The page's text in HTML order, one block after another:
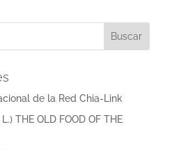
de la Red Chia-Link
THE OLD FOOD OF THE